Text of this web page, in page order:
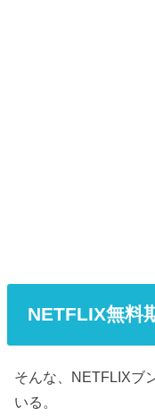
NETFLIX無料
そんな、NETFLIXブ
いる。